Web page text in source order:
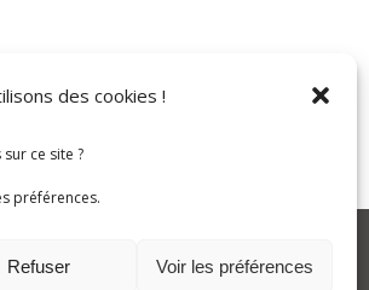
des cookies !
ce site ?
préférences.
Refuser Voir les préférences